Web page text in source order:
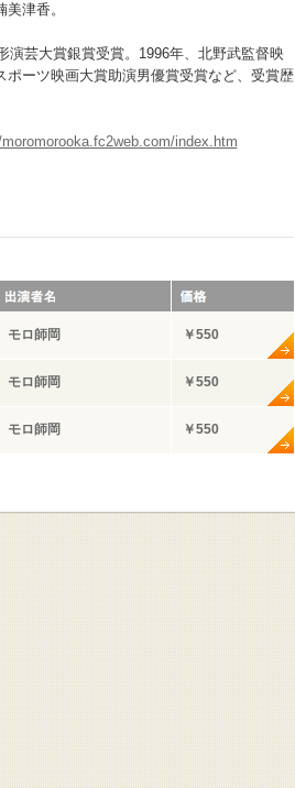
津香。
演芸大賞銀賞受賞。1996年、北野武監督映
ーツ映画大賞助演男優賞受賞など、受賞歴
index.htm
モロ師岡 ￥550
モロ師岡 ￥550
モロ師岡 ￥550